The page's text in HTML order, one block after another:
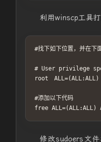
利用winscp工具
#找下如下位置，并在下
# User privilege
root　ALL=(ALL:ALL)
#添加以下代码
free ALL=(ALL:ALL)
修改sudoers文